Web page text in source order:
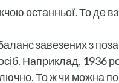
останньої. То де
завезених з
Наприклад, 1936
То ж чи можна